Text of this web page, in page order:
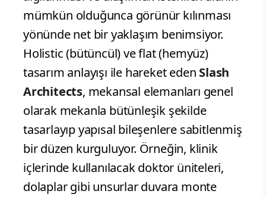
mümkün olduğunca görünür kılınması
yönünde net bir yaklaşım benimsiyor.
Holistic (bütüncül) ve flat (hemyüz)
tasarım anlayışı ile hareket eden Slash
Architects, mekansal elemanları genel
olarak mekanla bütünleşik şekilde
tasarlayıp yapısal bileşenlere sabitlenmiş
bir düzen kurguluyor. Örneğin, klinik
içlerinde kullanılacak doktor üniteleri,
dolaplar gibi unsurlar duvara monte